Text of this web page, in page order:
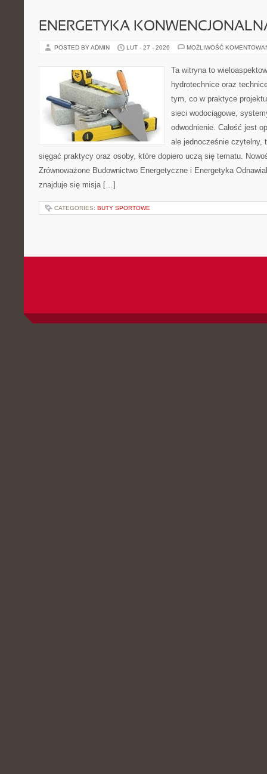
ENERGETYKA
POSTED BY ADMIN LUT - 27 - 2026 MOŻLIWOŚĆ
Ta witryna to
hydrotechnice oraz
tym, co w praktyce
sieci wodociągowe,
odwodnienie. Całość jest
ale jednocześnie czytelny,
sięgać praktycy oraz osoby, które dopiero uczą się tematu.
Zrównoważone Budownictwo Energetyczne i Energetyka
znajduje się misja […]
CATEGORIES: BUTY SPORTOWE